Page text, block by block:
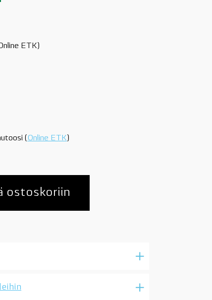
ETK)
(Online ETK)
ostoskoriin